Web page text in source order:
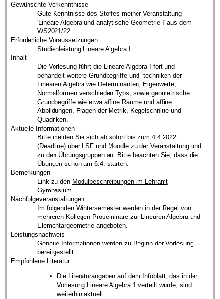
Gewünschte Vorkenntnisse
Gute Kenntnisse des Stoffes meiner Veranstaltung
'Lineare Algebra und analytische Geometrie I' aus dem
WS2021/22
Erforderliche Voraussetzungen
Studienleistung Lineare Algebra I
Inhalt
Die Vorlesung führt die Lineare Algebra I fort und
behandelt weitere Grundbegriffe und -techniken der
Linearen Algebra wie Determinanten, Eigenwerte,
Normalformen verschieden Typs, sowie geometrische
Grundbegriffe wie etwa affine Räume und affine
Abbildungen, Fragen der Metrik, Kegelschnitte und
Quadriken.
Aktuelle Informationen
Bitte melden Sie sich ab sofort bis zum 4.4.2022
(Deadline) über LSF und Moodle zu der Veranstaltung und
zu den Übrungsgruppen an. Bitte beachten Sie, dass die
Übungen schon am 6.4. starten.
Bemerkungen
Link zu den Modulbeschreibungen im Lehramt
Gymnasium
Nachfolgeveranstaltungen
Im folgenden Wintersemester werden in der Regel von
mehreren Kollegen Proseminare zur Linearen Algebra und
Elementargeometrie angeboten.
Leistungsnachweis
Genaue Informationen werden zu Beginn der Vorlesung
bereitgestellt.
Empfohlene Literatur
Die Literaturangaben auf dem Infoblatt, das in der
Vorlesung Lineare Algebra 1 verteilt wurde, sind
weiterhin aktuell.